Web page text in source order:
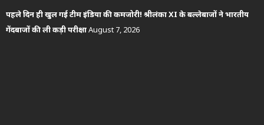
पहले दिन ही खुल गई टीम इंडिया की कमजोरी! श्रीलंका XI के बल्लेबाजों ने भारतीय
गेंदबाजों की ली कड़ी परीक्षाAugust 7, 2026